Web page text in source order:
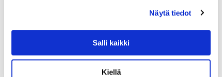
Näytä tiedot
Salli kaikki
Kiellä
O, 3:N KUPIN, PUNAINEN
Alessin 3:n kupin Pulcina-espressopannu punaisella
kahvalla on Michele de Lucchin suunnittelema. Näin upeaa
espressopannua ei tarvitse piilottaa kaappiin, vaan se saa
patsastella keittiön kunniapaikalla. Pulcina…